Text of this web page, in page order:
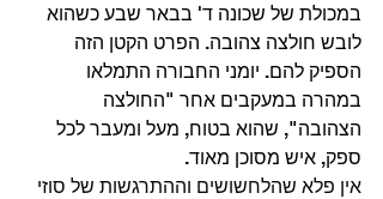
במכולת של שכונה ד' בבאר שבע כשהוא
לובש חולצה צהובה. הפרט הקטן הזה
הספיק להם. יומני החבורה התמלאו
במהרה במעקבים אחר "החולצה
הצהובה", שהוא בטוח, מעל ומעבר לכל
ספק, איש מסוכן מאוד.
אין פלא שהלחשושים וההתרגשות של סוזי